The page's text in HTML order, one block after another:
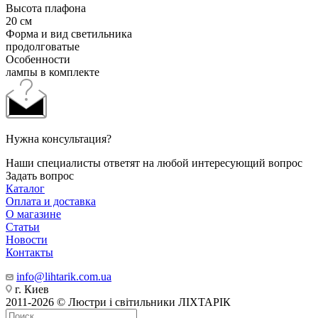
Высота плафона
20 см
Форма и вид светильника
продолговатые
Особенности
лампы в комплекте
Нужна консультация?
Наши специалисты ответят на любой интересующий вопрос
Задать вопрос
Каталог
Оплата и доставка
О магазине
Статьи
Новости
Контакты
info@lihtarik.com.ua
г. Киев
2011-2026 © Люстри і світильники ЛІХТАРІК